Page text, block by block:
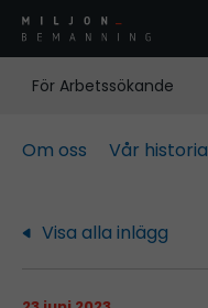
För Arbetssökande
Om oss Vår historia
Visa alla inlägg